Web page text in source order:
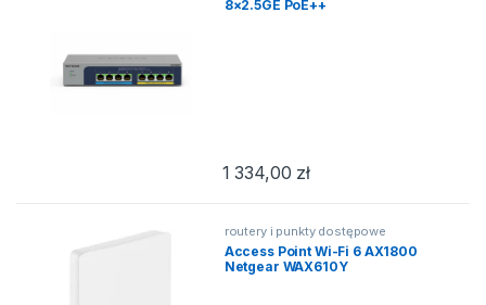
8×2.5GE PoE++
1 334,00 zł
routery i punkty dostępowe
Access Point Wi-Fi 6 AX1800
Netgear WAX610Y